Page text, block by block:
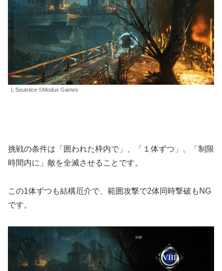
L Soulstice ©Modus Games
挑戦の条件は「囲われた枠内で」、「１体ずつ」、「制限
時間内に」敵を全滅させることです。
この1体ずつも結構厄介で、範囲攻撃で2体同時撃破もNG
です。